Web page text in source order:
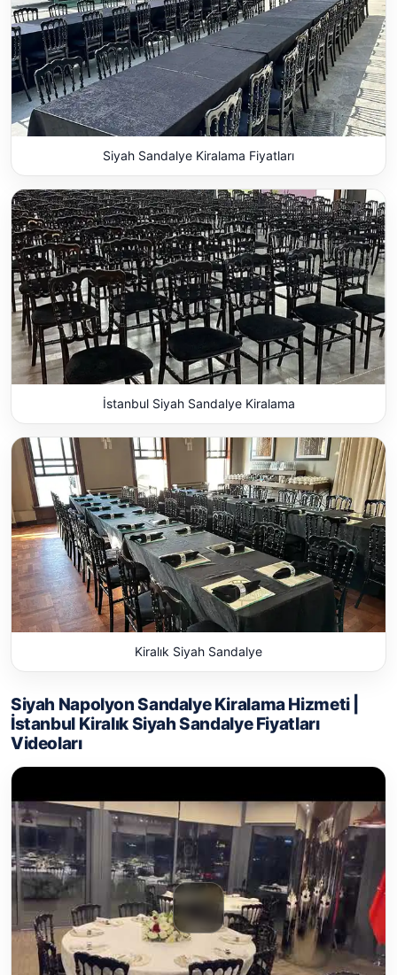
Siyah Sandalye Kiralama Fiyatları
İstanbul Siyah Sandalye Kiralama
Kiralık Siyah Sandalye
Siyah Napolyon Sandalye Kiralama Hizmeti |
İstanbul Kiralık Siyah Sandalye Fiyatları
Videoları